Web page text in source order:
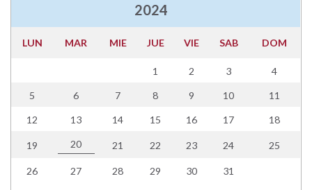
2024
LUN MAR MIE JUE VIE SAB DOM
1 2 3 4
5 6 7 8 9 10 11
12 13 14 15 16 17 18
19 20 21 22 23 24 25
26 27 28 29 30 31